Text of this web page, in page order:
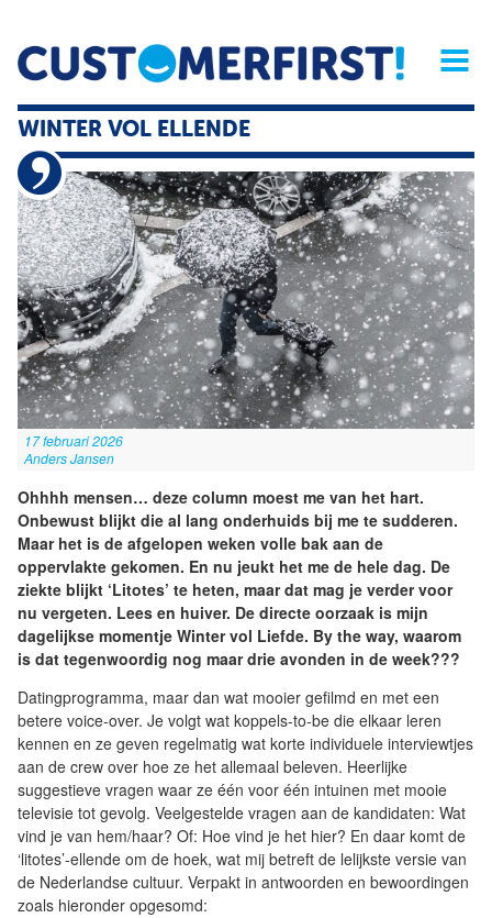
Home Opinie Archief
Magazine
Service
Buyers'Guide
WINTER VOL ELLENDE
17 februari 2026
Anders Jansen
Ohhhh mensen… deze column moest me van het hart.
Onbewust blijkt die al lang onderhuids bij me te sudderen.
Maar het is de afgelopen weken volle bak aan de
oppervlakte gekomen. En nu jeukt het me de hele dag. De
ziekte blijkt ‘Litotes’ te heten, maar dat mag je verder voor
nu vergeten. Lees en huiver. De directe oorzaak is mijn
dagelijkse momentje Winter vol Liefde. By the way, waarom
is dat tegenwoordig nog maar drie avonden in de week???
Datingprogramma, maar dan wat mooier gefilmd en met een
betere voice-over. Je volgt wat koppels-to-be die elkaar leren
kennen en ze geven regelmatig wat korte individuele interviewtjes
aan de crew over hoe ze het allemaal beleven. Heerlijke
suggestieve vragen waar ze één voor één intuinen met mooie
televisie tot gevolg. Veelgestelde vragen aan de kandidaten: Wat
vind je van hem/haar? Of: Hoe vind je het hier? En daar komt de
‘litotes’-ellende om de hoek, wat mij betreft de lelijkste versie van
de Nederlandse cultuur. Verpakt in antwoorden en bewoordingen
zoals hieronder opgesomd: